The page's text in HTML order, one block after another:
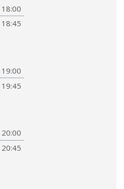
18:00
18:45
19:00
19:45
20:00
20:45